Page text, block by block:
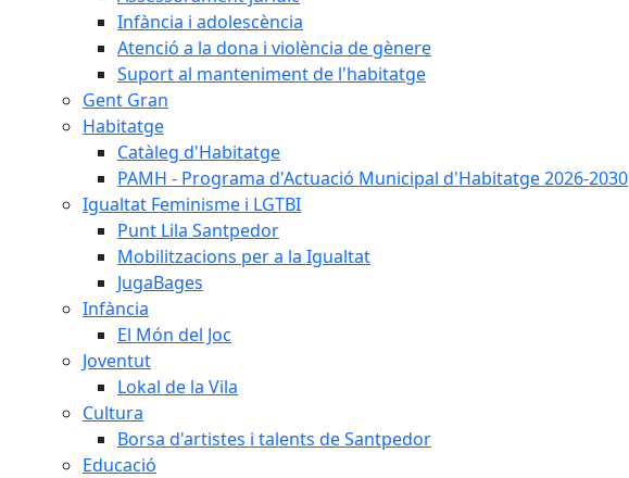
Infància i adolescència
Atenció a la dona i violència de gènere
Suport al manteniment de l'habitatge
Gent Gran
Habitatge
Catàleg d'Habitatge
PAMH - Programa d'Actuació Municipal d'Habitatge 2026-2030
Igualtat Feminisme i LGTBI
Punt Lila Santpedor
Mobilitzacions per a la Igualtat
JugaBages
Infància
El Món del Joc
Joventut
Lokal de la Vila
Cultura
Borsa d'artistes i talents de Santpedor
Educació